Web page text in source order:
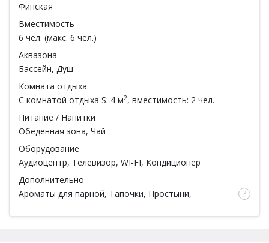
Финская
Вместимость
6 чел. (макс. 6 чел.)
Аквазона
Бассейн, Душ
Комната отдыха
С комнатой отдыха S: 4 м2, вместимость: 2 чел.
Питание / Напитки
Обеденная зона, Чай
Оборудование
Аудиоцентр, Телевизор, WI-FI, Кондиционер
Дополнительно
Ароматы для парной, Тапочки, Простыни,
Посуда,Есть веники, Чайная церемония